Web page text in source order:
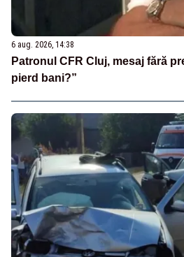
6 aug. 2026, 14:38
Patronul CFR Cluj, mesaj fără
pierd bani?”